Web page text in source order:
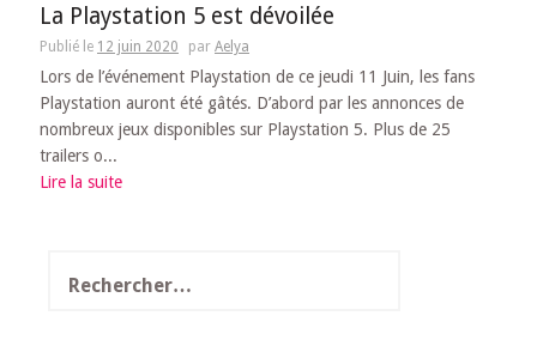
La Playstation 5 est dévoilée
Publié le 12 juin 2020 par Aelya
Lors de l’événement Playstation de ce jeudi 11 Juin, les fans
Playstation auront été gâtés. D’abord par les annonces de
nombreux jeux disponibles sur Playstation 5. Plus de 25
trailers o...
Lire la suite